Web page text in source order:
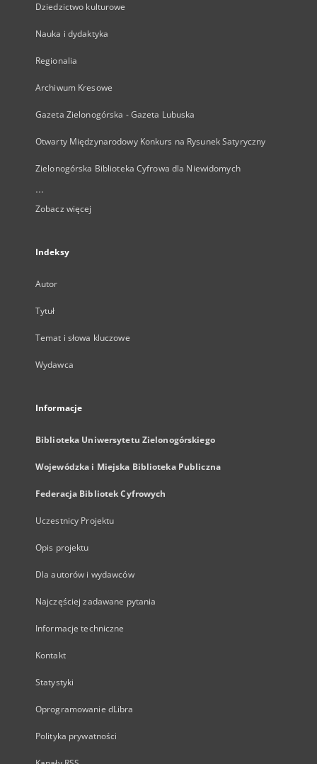
Dziedzictwo kulturowe
Nauka i dydaktyka
Regionalia
Archiwum Kresowe
Gazeta Zielonogórska - Gazeta Lubuska
Otwarty Międzynarodowy Konkurs na Rysunek Satyryczny
Zielonogórska Biblioteka Cyfrowa dla Niewidomych
...
Zobacz więcej
Indeksy
Autor
Tytuł
Temat i słowa kluczowe
Wydawca
Informacje
Biblioteka Uniwersytetu Zielonogórskiego
Wojewódzka i Miejska Biblioteka Publiczna
Federacja Bibliotek Cyfrowych
Uczestnicy Projektu
Opis projektu
Dla autorów i wydawców
Najczęściej zadawane pytania
Informacje techniczne
Kontakt
Statystyki
Oprogramowanie dLibra
Polityka prywatności